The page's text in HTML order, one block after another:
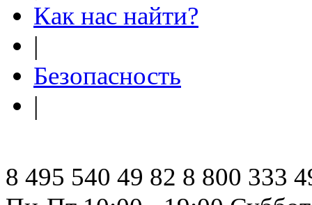
Как нас найти?
|
Безопасность
|
8 495 540 49 82 8 800 333